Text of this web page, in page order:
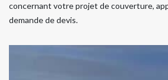
concernant votre projet de couverture,
demande de devis.